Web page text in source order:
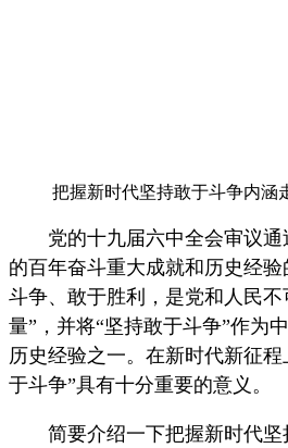
把握新时代坚持敢于斗争内涵
党的十九届六中全会审议
的百年奋斗重大成就和历史经
斗争、敢于胜利，是党和人民
量”，并将“坚持敢于斗争”作为
历史经验之一。在新时代新征
于斗争”具有十分重要的意义。
简要介绍一下把握新时代